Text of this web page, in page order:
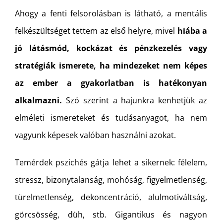
Ahogy a fenti felsorolásban is látható, a mentális
felkészültséget tettem az első helyre, mivel hiába a
jó látásmód, kockázat és pénzkezelés vagy
stratégiák ismerete, ha mindezeket nem képes
az ember a gyakorlatban is hatékonyan
alkalmazni. Szó szerint a hajunkra kenhetjük az
elméleti ismereteket és tudásanyagot, ha nem
vagyunk képesek valóban használni azokat.
Temérdek pszichés gátja lehet a sikernek: félelem,
stressz, bizonytalanság, mohóság, figyelmetlenség,
türelmetlenség, dekoncentráció, alulmotiváltság,
görcsösség, düh, stb. Gigantikus és nagyon